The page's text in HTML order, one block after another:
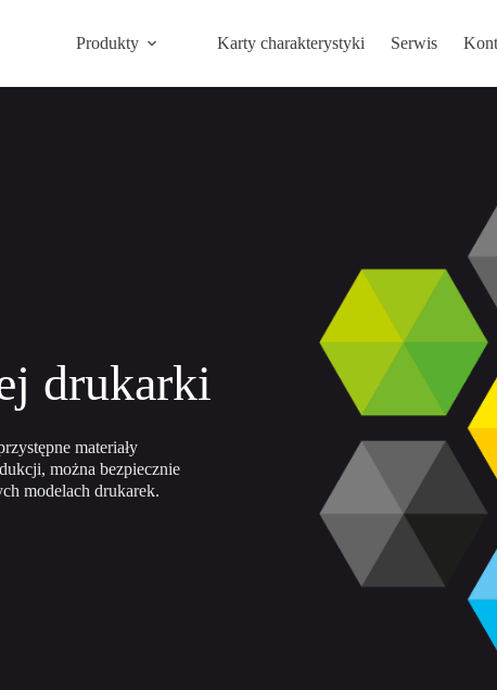
Produkty Karty charakterystyki Serwis
drukarki
materiały
można bezpiecznie
modelach drukarek.